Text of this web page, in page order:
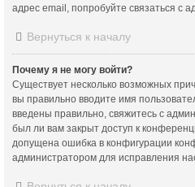
адрес email, попробуйте связаться с
Вернуться к началу
Почему я не могу войти?
Существует несколько возможных
вы правильно вводите имя
введены правильно, свяжитесь с
был ли вам закрыт доступ к
допущена ошибка в конфигурации
администратором для исправления